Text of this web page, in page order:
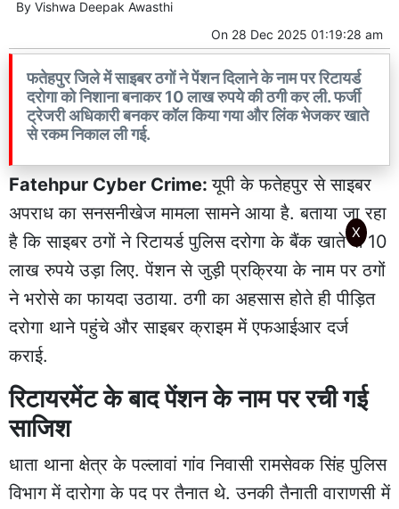
By Vishwa Deepak Awasthi
On 28 Dec 2025 01:19:28 am
फतेहपुर जिले में साइबर ठगों ने पेंशन दिलाने के नाम पर रिटायर्ड
दरोगा को निशाना बनाकर 10 लाख रुपये की ठगी कर ली. फर्जी
ट्रेजरी अधिकारी बनकर कॉल किया गया और लिंक भेजकर खाते
से रकम निकाल ली गई.
Fatehpur Cyber Crime:यूपी के फतेहपुर से साइबर
अपराध का सनसनीखेज मामला सामने आया है. बताया जा रहा
है कि साइबर ठगों ने रिटायर्ड पुलिस दरोगा के बैंक खाते से 10
लाख रुपये उड़ा लिए. पेंशन से जुड़ी प्रक्रिया के नाम पर ठगों
ने भरोसे का फायदा उठाया. ठगी का अहसास होते ही पीड़ित
दरोगा थाने पहुंचे और साइबर क्राइम में एफआईआर दर्ज
कराई.
रिटायरमेंट के बाद पेंशन के नाम पर रची गई
साजिश
धाता थाना क्षेत्र के पल्लावां गांव निवासी रामसेवक सिंह पुलिस
विभाग में दारोगा के पद पर तैनात थे. उनकी तैनाती वाराणसी में
X